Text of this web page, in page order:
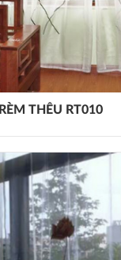
RÈM THÊU RT010